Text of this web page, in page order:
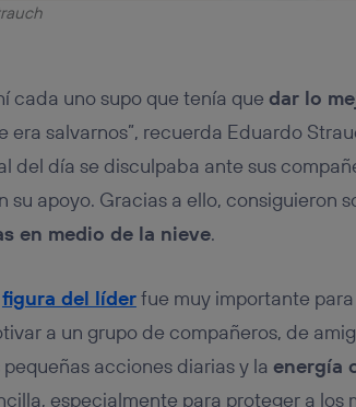
cada uno supo que tenía que dar lo
era salvarnos”, recuerda Eduardo
del día se disculpaba ante sus
su apoyo. Gracias a ello, consiguieron
en medio de la nieve.
figura del líderfue muy importante
a un grupo de compañeros, de
pequeñas acciones diarias y la energía
especialmente para proteger a los